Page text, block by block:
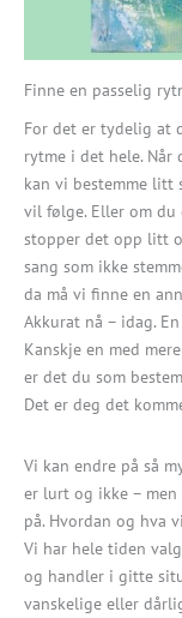
Finne en passelig
For det er tydelig at
rytme i det hele. Når
kan vi bestemme litt
vil følge. Eller om du
stopper det opp litt
sang som ikke
da må vi finne en
Akkurat nå – idag.
Kanskje en med
er det du som
Det er deg det
Vi kan endre på så
er lurt og ikke –
på. Hvordan og hva
Vi har hele tiden
og handler i gitte
vanskelige eller